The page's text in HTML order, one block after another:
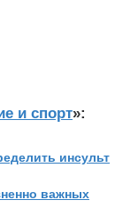
и спорт»:
инсульт
важных